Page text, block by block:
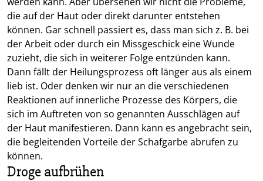
die auf der Haut oder direkt darunter entstehen
können. Gar schnell passiert es, dass man sich z. B. bei
der Arbeit oder durch ein Missgeschick eine Wunde
zuzieht, die sich in weiterer Folge entzünden kann.
Dann fällt der Heilungsprozess oft länger aus als einem
lieb ist. Oder denken wir nur an die verschiedenen
Reaktionen auf innerliche Prozesse des Körpers, die
sich im Auftreten von so genannten Ausschlägen auf
der Haut manifestieren. Dann kann es angebracht sein,
die begleitenden Vorteile der Schafgarbe abrufen zu
können.
Droge aufbrühen